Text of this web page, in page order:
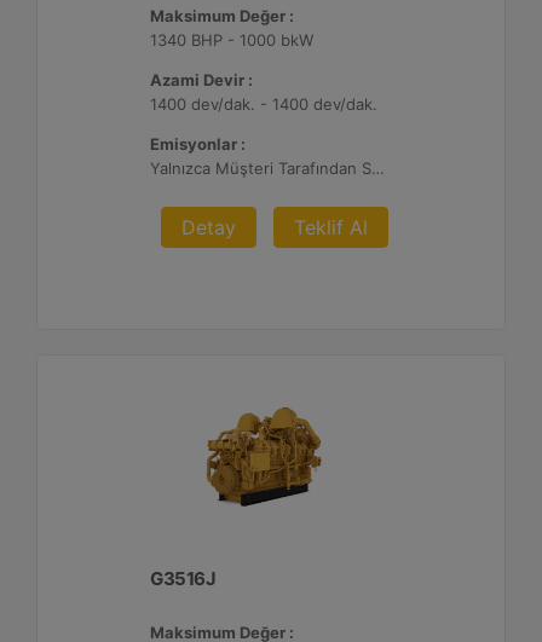
Maksimum Değer :
1340 BHP - 1000 bkW
Azami Devir :
1400 dev/dak. - 1400 dev/dak.
Emisyonlar :
Yalnızca Müşteri Tarafından Sağlanan Atık Arıtma ile İhracat, %0,5 O2 Ayar Noktası
Detay Teklif Al
G3516J
Maksimum Değer :